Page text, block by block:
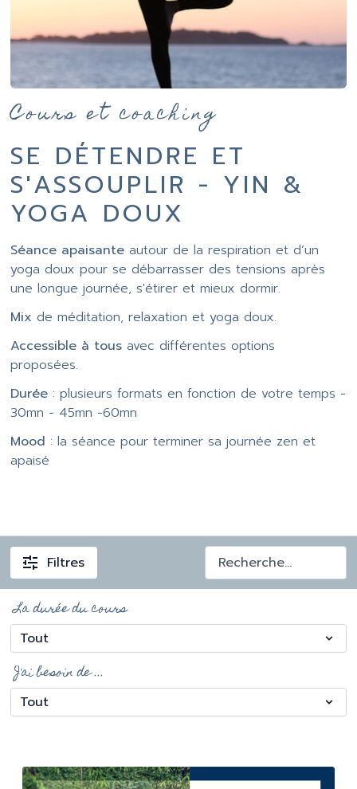
SE DÉTENDRE ET
S'ASSOUPLIR - YIN &
YOGA DOUX
Séance apaisante autour de la respiration et d’un
yoga doux pour se débarrasser des tensions après
une longue journée, s'étirer et mieux dormir.
Mixde méditation, relaxation et yoga doux.
Accessible à tousavec différentes options
proposées.
Durée : plusieurs formats en fonction de votre temps -
30mn - 45mn -60mn
Mood : la séance pour terminer sa journée zen et
apaisé
Filtres
La durée du cours
J'ai besoin de ...